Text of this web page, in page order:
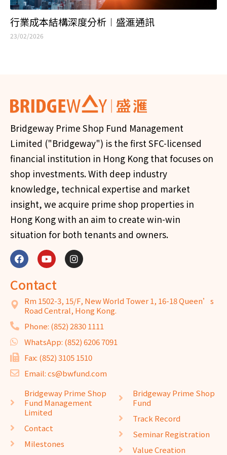
行業成本結構深度分析︱盛滙通訊
23/02/2026
Bridgeway Prime Shop Fund Management
Limited ("Bridgeway") is the first SFC-licensed
financial institution in Hong Kong that focuses on
shop investments. With deep industry
knowledge, technical expertise and market
insight, we acquire prime shop properties in
Hong Kong with an aim to create win-win
situation for both tenants and owners.
Contact
Rm 1502-3, 15/F, New World Tower 1, 16-18 Queen’s
Road Central, Hong Kong.
Phone: (852) 2830 1111
WhatsApp: (852) 6206 7091
Fax: (852) 3105 1510
Email: cs@bwfund.com
Bridgeway Prime Shop
Fund Management
Limited
Contact
Milestones
Bridgeway Prime Shop
Fund
Track Record
Seminar Registration
Value Creation